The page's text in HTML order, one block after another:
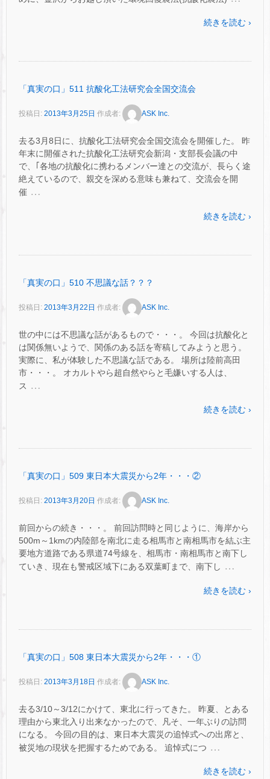
続きを読む ›
「真実の口」511 抗酸化工法研究会全国交流会
投稿日: 2013年3月25日 作成者: ASK Inc.
去る3月8日に、抗酸化工法研究会全国交流会を開催した。 昨
年末に開催された抗酸化工法研究会新潟・支部長会議の中
で、｢各地の抗酸化に携わるメンバー達との交流が、長らく途
絶えているので、親交を深める意味も兼ねて、交流会を開
催 …
続きを読む ›
「真実の口」510 不思議な話？？？
投稿日: 2013年3月22日 作成者: ASK Inc.
世の中には不思議な話があるもので・・・。 今回は抗酸化と
は関係無いようで、関係のある話を寄稿してみようと思う。
実際に、私が体験した不思議な話である。 場所は陸前高田
市・・・。 オカルトやら超自然やらと毛嫌いする人は、
ス …
続きを読む ›
「真実の口」509 東日本大震災から2年・・・②
投稿日: 2013年3月20日 作成者: ASK Inc.
前回からの続き・・・。 前回訪問時と同じように、海岸から
500m～1kmの内陸部を南北に走る相馬市と南相馬市を結ぶ主
要地方道路である県道74号線を、相馬市・南相馬市と南下し
ていき、現在も警戒区域下にある双葉町まで、南下し …
続きを読む ›
「真実の口」508 東日本大震災から2年・・・①
投稿日: 2013年3月18日 作成者: ASK Inc.
去る3/10～3/12にかけて、東北に行ってきた。 昨夏、とある
理由から東北入り出来なかったので、凡そ、一年ぶりの訪問
になる。 今回の目的は、東日本大震災の追悼式への出席と、
被災地の現状を把握するためである。 追悼式につ …
続きを読む ›